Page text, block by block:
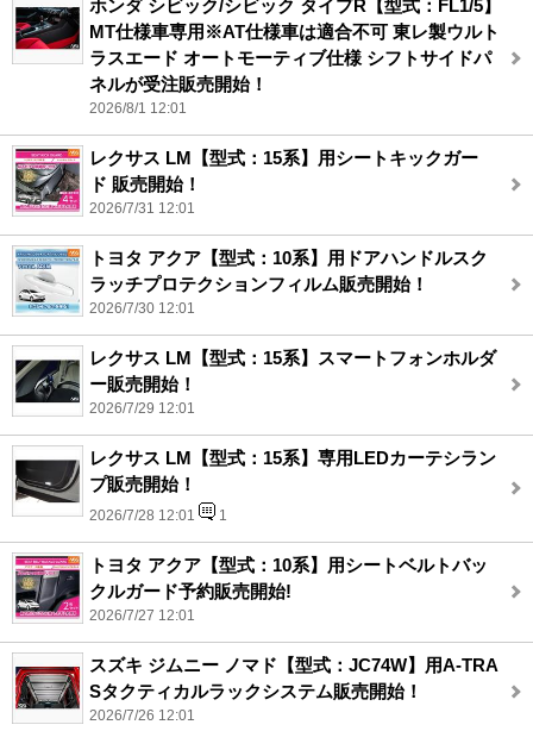
ホンダ シビック/シビック タイプR【型式：FL1/5】
MT仕様車専用※AT仕様車は適合不可 東レ製ウルト
ラスエード オートモーティブ仕様 シフトサイドパ
ネルが受注販売開始！
2026/8/1 12:01
レクサス LM【型式：15系】用シートキックガー
ド 販売開始！
2026/7/31 12:01
トヨタ アクア【型式：10系】用ドアハンドルスク
ラッチプロテクションフィルム販売開始！
2026/7/30 12:01
レクサス LM【型式：15系】スマートフォンホルダ
ー販売開始！
2026/7/29 12:01
レクサス LM【型式：15系】専用LEDカーテシラン
プ販売開始！
2026/7/28 12:01 1
トヨタ アクア【型式：10系】用シートベルトバッ
クルガード予約販売開始!
2026/7/27 12:01
スズキ ジムニー ノマド【型式：JC74W】用A-TRA
Sタクティカルラックシステム販売開始！
2026/7/26 12:01